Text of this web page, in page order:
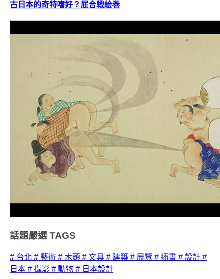
古日本的奇特嗜好？屁合戦絵巻
話題嚴選 TAGS
# 台北 # 藝術 # 木頭 # 文具 # 建築 # 展覽 # 插畫 # 設計 #
日本 # 攝影 # 動物 # 日本設計